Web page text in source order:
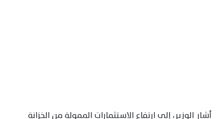
أشار الوزير، إلى ارتفاع الاستثمارات الممولة من الخزانة